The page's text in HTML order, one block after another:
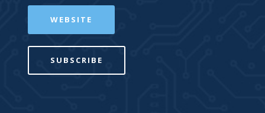
WEBSITE
SUBSCRIBE